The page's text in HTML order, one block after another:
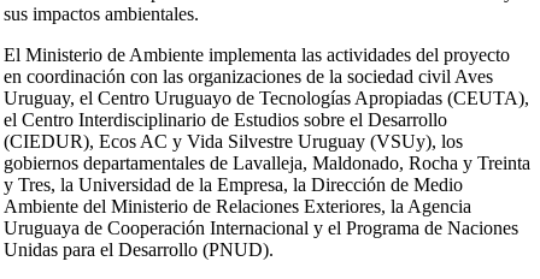
sus impactos ambientales.
El Ministerio de Ambiente implementa las actividades del proyecto
en coordinación con las organizaciones de la sociedad civil Aves
Uruguay, el Centro Uruguayo de Tecnologías Apropiadas (CEUTA),
el Centro Interdisciplinario de Estudios sobre el Desarrollo
(CIEDUR), Ecos AC y Vida Silvestre Uruguay (VSUy), los
gobiernos departamentales de Lavalleja, Maldonado, Rocha y Treinta
y Tres, la Universidad de la Empresa, la Dirección de Medio
Ambiente del Ministerio de Relaciones Exteriores, la Agencia
Uruguaya de Cooperación Internacional y el Programa de Naciones
Unidas para el Desarrollo (PNUD).